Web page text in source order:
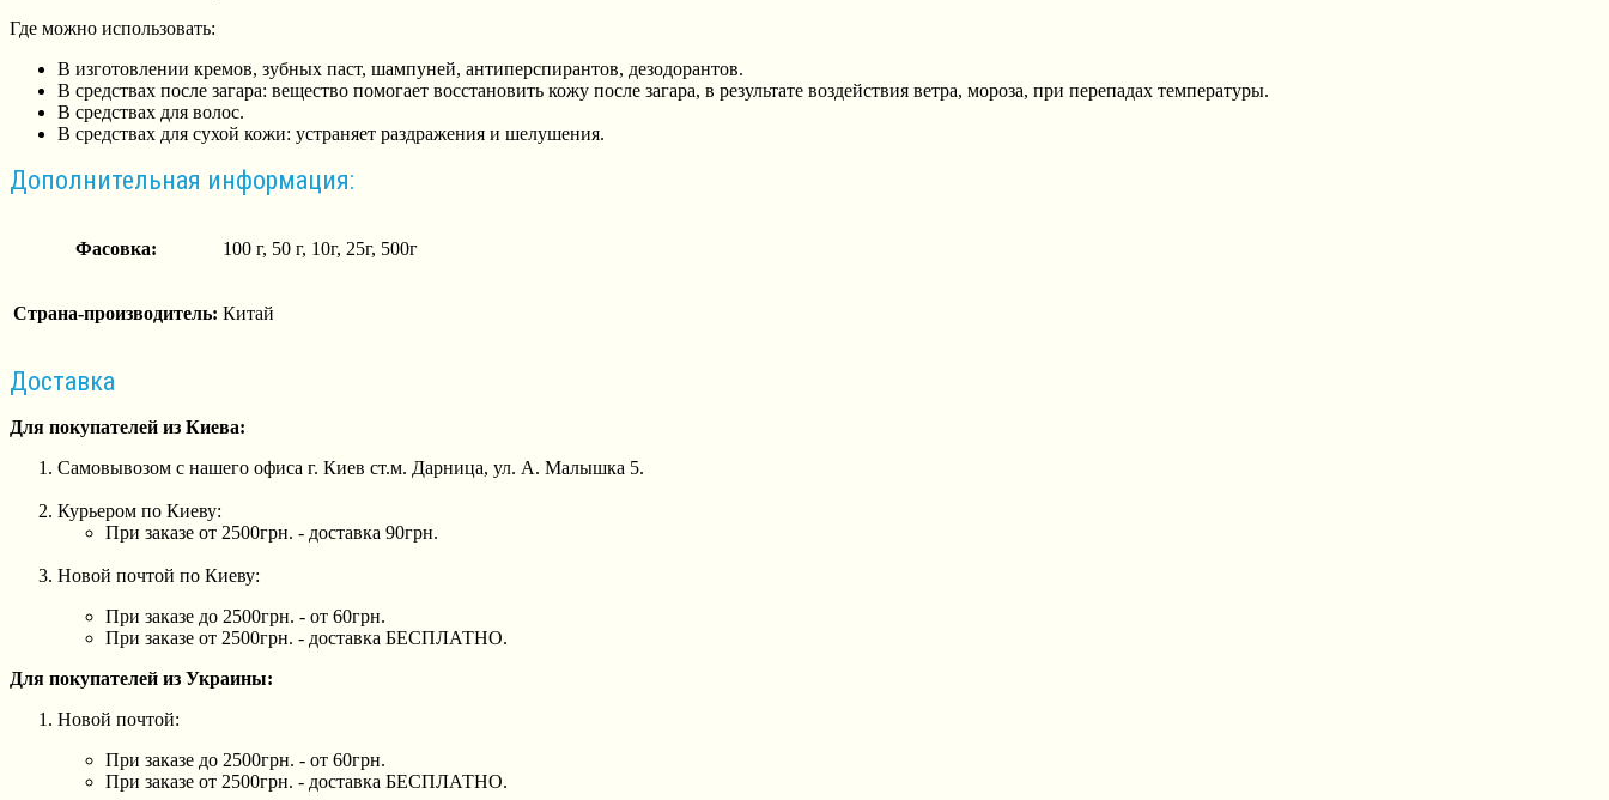
Где можно использовать:
В изготовлении кремов, зубных паст, шампуней, антиперспирантов, дезодорантов.
В средствах после загара: вещество помогает восстановить кожу после загара, в результате воздействия ветра, мороза, при перепадах температуры.
В средствах для волос.
В средствах для сухой кожи: устраняет раздражения и шелушения.
Дополнительная информация:
Фасовка: 100 г, 50 г, 10г, 25г, 500г
Страна-производитель: Китай
Доставка
Для покупателей из Киева:
Самовывозом с нашего офиса г. Киев ст.м. Дарница, ул. А. Малышка 5.
Курьером по Киеву:
При заказе от 2500грн. - доставка 90грн.
Новой почтой по Киеву:
При заказе до 2500грн. - от 60грн.
При заказе от 2500грн. - доставка БЕСПЛАТНО.
Для покупателей из Украины:
Новой почтой:
При заказе до 2500грн. - от 60грн.
При заказе от 2500грн. - доставка БЕСПЛАТНО.